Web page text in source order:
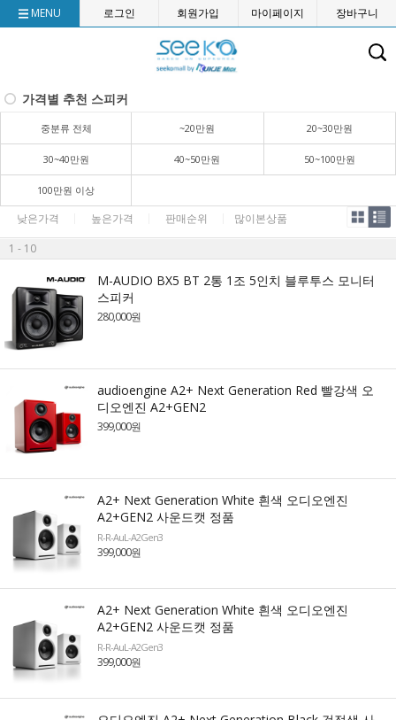
MENU 로그인 회원가입 마이페이지 장바구니
가격별 추천 스피커
중분류 전체 ~20만원 20~30만원
30~40만원 40~50만원 50~100만원
100만원 이상
낮은가격 높은가격 판매순위
많이본상품
1 - 10
M-AUDIO BX5 BT 2통 1조 5인치 블루투스 모니터
스피커
280,000원
audioengine A2+ Next Generation Red 빨강색 오
디오엔진 A2+GEN2
399,000원
A2+ Next Generation White 흰색 오디오엔진
A2+GEN2 사운드캣 정품
R-R-AuL-A2Gen3
399,000원
A2+ Next Generation White 흰색 오디오엔진
A2+GEN2 사운드캣 정품
R-R-AuL-A2Gen3
399,000원